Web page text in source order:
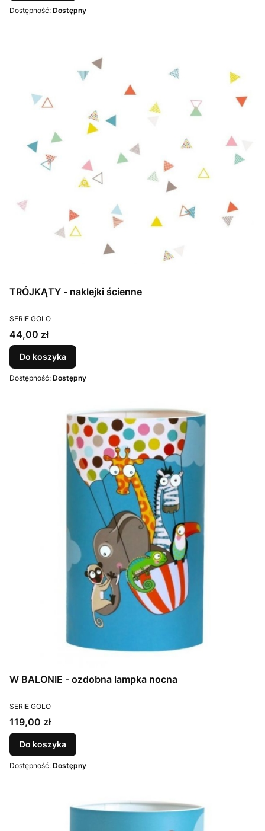
Dostępność: Dostępny
TRÓJKĄTY - naklejki ścienne
PRODUCENT
SERIE GOLO
Cena
44,00 zł
Do koszyka
Dostępność: Dostępny
W BALONIE - ozdobna lampka nocna
PRODUCENT
SERIE GOLO
Cena
119,00 zł
Do koszyka
Dostępność: Dostępny